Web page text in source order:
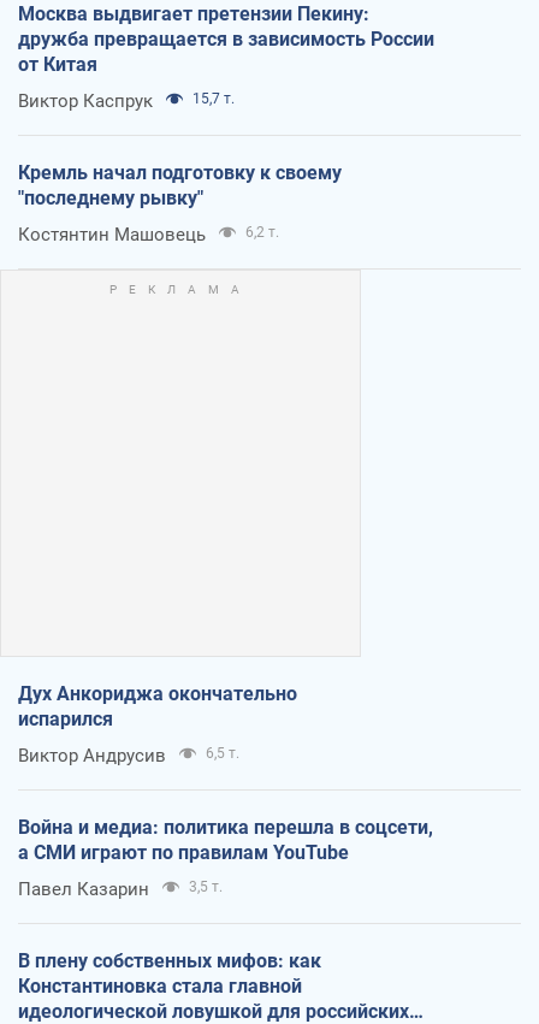
Москва выдвигает претензии Пекину:
дружба превращается в зависимость России
от Китая
Виктор Каспрук 15,7 т.
Кремль начал подготовку к своему
"последнему рывку"
Костянтин Машовець 6,2 т.
Дух Анкориджа окончательно
испарился
Виктор Андрусив 6,5 т.
Война и медиа: политика перешла в соцсети,
а СМИ играют по правилам YouTube
Павел Казарин 3,5 т.
В плену собственных мифов: как
Константиновка стала главной
идеологической ловушкой для российских